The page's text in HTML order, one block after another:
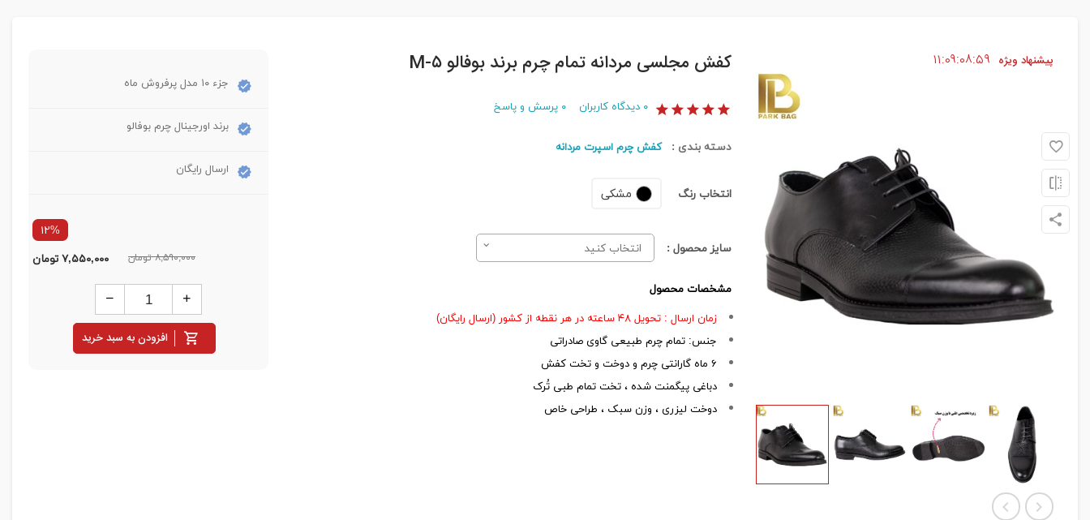
پیشنهاد ویژه ۱۱ ۰۹ ۰۸۵۸ کفش مجلسی مردانه تمام چرم برند بوفالو M-۵
۰ دیدگاه کاربران ۰ پرسش و پاسخ
دسته بندی : کفش چرم اسپرت مردانه
انتخاب رنگ مشکی
سایز محصول : انتخاب کنید
مشخصات محصول
زمان ارسال : تحویل ۴۸ ساعته در هر نقطه از کشور (ارسال رایگان)
جنس: تمام چرم طبیعی گاوی صادراتی
۶ ماه گارانتی چرم و دوخت و تخت کفش
دباغی پیگمنت شده ، تخت تمام طبی تُرک
دوخت لیزری ، وزن سبک ، طراحی خاص
جزء ۱۰ مدل پرفروش ماه
برند اورجینال چرم بوفالو
ارسال رایگان
۱۲%
۸,۵۹۰,۰۰۰ تومان ۷,۵۵۰,۰۰۰تومان
افزودن به سبد خرید